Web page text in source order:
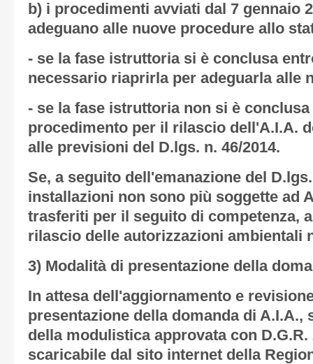
b) i procedimenti avviati dal 7 gennaio
adeguano alle nuove procedure allo
- se la fase istruttoria si è conclusa
necessario riaprirla per adeguarla alle
- se la fase istruttoria non si è
procedimento per il rilascio dell'A.I.A.
alle previsioni del D.lgs. n. 46/2014.
Se, a seguito dell'emanazione del
installazioni non sono più soggette ad
trasferiti per il seguito di competenza,
rilascio delle autorizzazioni ambientali
3) Modalità di presentazione della
In attesa dell'aggiornamento e
presentazione della domanda di A.I.A.,
della modulistica approvata con D.G.R.
scaricabile dal sito internet della